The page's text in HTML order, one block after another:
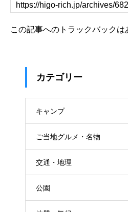
この記事へのトラックバックは
カテゴリー
キャンプ
ご当地グルメ・名物
交通・地理
公園